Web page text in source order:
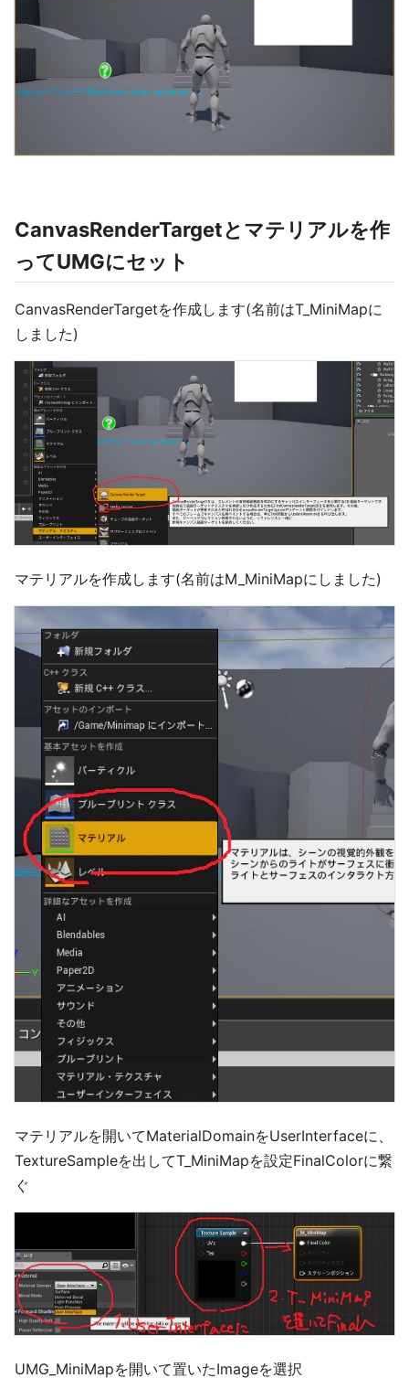
CanvasRenderTargetとマテリアルを作
ってUMGにセット
CanvasRenderTargetを作成します(名前はT_MiniMapに
しました)
マテリアルを作成します(名前はM_MiniMapにしました)
マテリアルを開いてMaterialDomainをUserInterfaceに、
TextureSampleを出してT_MiniMapを設定FinalColorに繋
ぐ
UMG_MiniMapを開いて置いたImageを選択